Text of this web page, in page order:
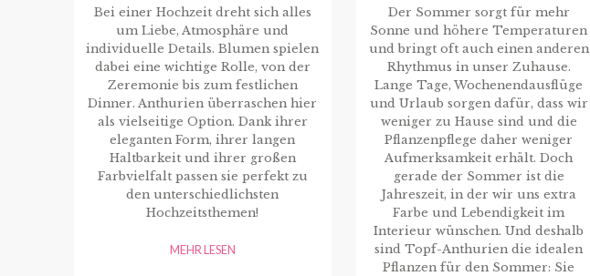
Bei einer Hochzeit dreht sich alles
um Liebe, Atmosphäre und
individuelle Details. Blumen spielen
dabei eine wichtige Rolle, von der
Zeremonie bis zum festlichen
Dinner. Anthurien überraschen hier
als vielseitige Option. Dank ihrer
eleganten Form, ihrer langen
Haltbarkeit und ihrer großen
Farbvielfalt passen sie perfekt zu
den unterschiedlichsten
Hochzeitsthemen!
MEHR LESEN
Der Sommer sorgt für mehr
Sonne und höhere Temperaturen
und bringt oft auch einen anderen
Rhythmus in unser Zuhause.
Lange Tage, Wochenendausflüge
und Urlaub sorgen dafür, dass wir
weniger zu Hause sind und die
Pflanzenpflege daher weniger
Aufmerksamkeit erhält. Doch
gerade der Sommer ist die
Jahreszeit, in der wir uns extra
Farbe und Lebendigkeit im
Interieur wünschen. Und deshalb
sind Topf-Anthurien die idealen
Pflanzen für den Sommer: Sie